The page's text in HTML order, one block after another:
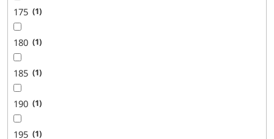
175 1
180 1
185 1
190 1
195 1